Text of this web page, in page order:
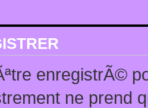
enregistrÃ©
ne prend